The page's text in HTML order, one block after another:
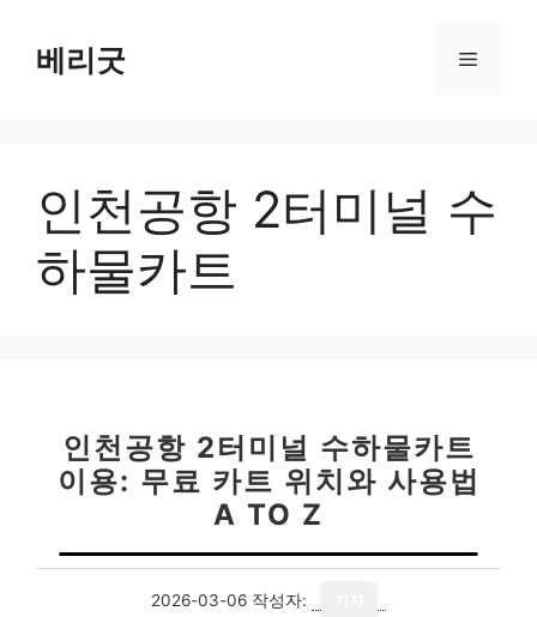
베리굿 메
인천공항 2터미널 수
하물카트
인천공항 2터미널 수하물카트
이용: 무료 카트 위치와 사용법
A TO Z
2026-03-06 작성자: